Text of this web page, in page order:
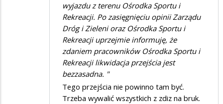
wyjazdu z terenu Ośrodka Sportu i
Rekreacji. Po zasięgnięciu opinii Zarządu
Dróg i Zieleni oraz Ośrodka Sportu i
Rekreacji uprzejmie informuję, że
zdaniem pracowników Ośrodka Sportu i
Rekreacji likwidacja przejścia jest
bezzasadna. "
Tego przejścia nie powinno tam być.
Trzeba wywalić wszystkich z zdiz na bruk.